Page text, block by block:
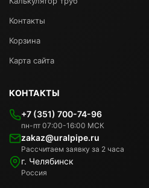
Контакты
Корзина
Карта сайта
КОНТАКТЫ
+7 (351) 700-74-96
пн-пт 07:00-16:00 МСК
zakaz@uralpipe.ru
Рассчитаем заявку за 2 часа
г. Челябинск
Россия